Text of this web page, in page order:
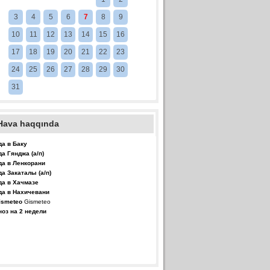
3 4 5 6 7 8 9
10 11 12 13 14 15 16
17 18 19 20 21 22 23
24 25 26 27 28 29 30
31
haqqında
в Баку
Гянджа (а/п)
в Ленкорани
Закаталы (а/п)
в Хачмазе
в Нахичевани
Gismeteo
на 2 недели